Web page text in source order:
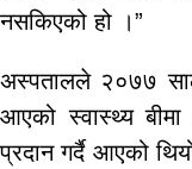
नसकिएको हो ।”
अस्पतालले २०७७
आएको स्वास्थ्य बीमा
प्रदान गर्दै आएको